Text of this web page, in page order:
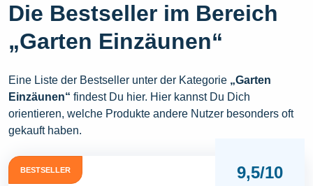
Die Bestseller im Bereich
„Garten Einzäunen“
Eine Liste der Bestseller unter der Kategorie „Garten
Einzäunen“ findest Du hier. Hier kannst Du Dich
orientieren, welche Produkte andere Nutzer besonders oft
gekauft haben.
BESTSELLER 9,5/10